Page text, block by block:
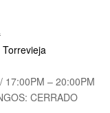
17:00PM – 20:00PM
CERRADO